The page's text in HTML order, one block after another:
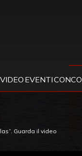
VIDEO EVENTI
Guarda il video